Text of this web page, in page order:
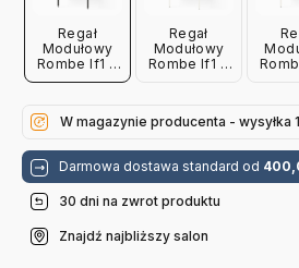
Regał
Modułowy
Rombe If1 Z
Półkami
Andtradition
Regał
Modułowy
Rombe If1 Z
W magazynie producenta - wysyłka
Darmowa dostawa standard od
30 dni na zwrot produktu
Znajdź najbliższy salon